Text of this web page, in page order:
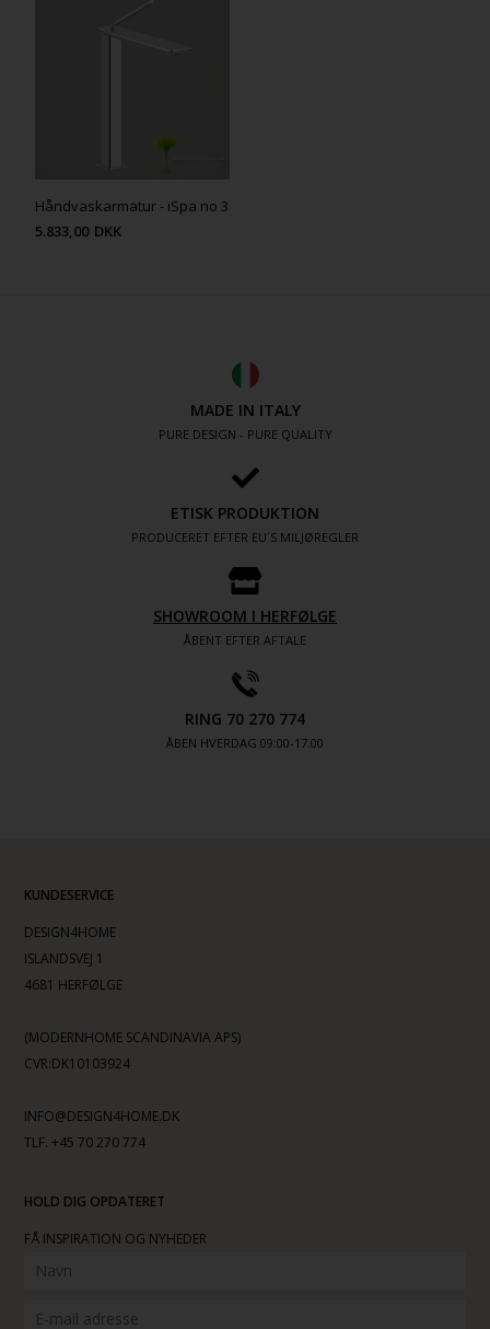
Håndvaskarmatur - iSpa no 3
5.833,00 DKK
MADE IN ITALY
PURE DESIGN - PURE QUALITY
ETISK PRODUKTION
PRODUCERET EFTER EU´S MILJØREGLER
SHOWROOM I HERFØLGE
ÅBENT EFTER AFTALE
RING 70 270 774
ÅBEN HVERDAG 09:00-17.00
KUNDESERVICE
DESIGN4HOME
ISLANDSVEJ 1
4681 HERFØLGE
(MODERNHOME SCANDINAVIA APS)
CVR:DK10103924
INFO@DESIGN4HOME.DK
TLF. +45 70 270 774
HOLD DIG OPDATERET
FÅ INSPIRATION OG NYHEDER